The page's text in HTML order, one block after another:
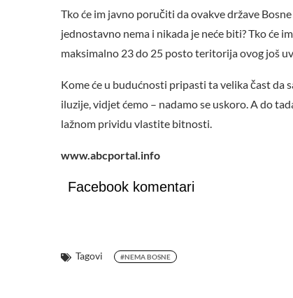
Tko će im javno poručiti da ovakve države
jednostavno nema i nikada je neće biti? Tko će
maksimalno 23 do 25 posto teritorija ovog još
Kome će u budućnosti pripasti ta velika čast
iluzije, vidjet ćemo – nadamo se uskoro. A do
lažnom prividu vlastite bitnosti.
www.abcportal.info
Facebook komentari
Tagovi #NEMA BOSNE